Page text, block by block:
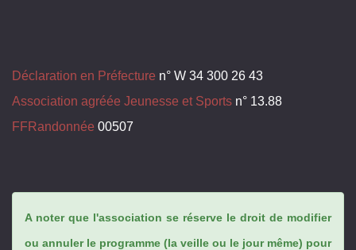
Déclaration en Préfecture n° W 34 300 26 43
Association agréée Jeunesse et Sports n° 13.88
FFRandonnée 00507
A noter que l'association se réserve le droit de modifier
ou annuler le programme (la veille ou le jour même) pour